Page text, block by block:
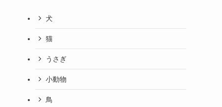
犬
猫
うさぎ
小動物
鳥